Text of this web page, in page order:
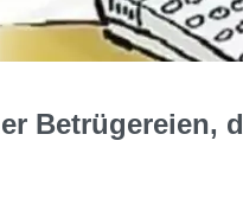
Betrügereien,